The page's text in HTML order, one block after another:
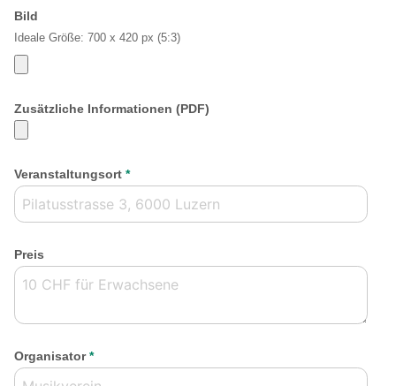
Bild
Ideale Größe: 700 x 420 px (5:3)
Zusätzliche Informationen (PDF)
Veranstaltungsort *
Preis
Organisator *